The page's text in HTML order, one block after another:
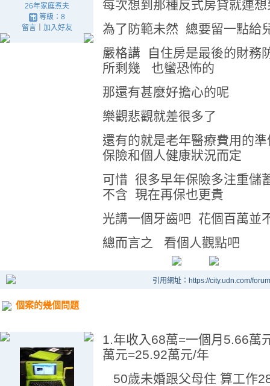
26年家庭煮夫
等級：8
留言｜ 加入好友
每次想到那種反式房貸就連
為了防範未然 總要留一點給
嚴格講 自住房是最後的財務
所剩幾 也蠻恐怖的
那還有甚麼好擔心的呢
樂觀悲觀就差很多了
還有的就是老年醫療費用
保險和個人健康狀況而定
可惜 很多早年保險多注重儲
不含 現在再保也更貴
光講一個牙齒吧 花個百萬並
總而言之 看個人觀點吧
引用網址：https://city.udn.com/
個案的幾個問題
1.年收入68萬=一個月5.66
萬元=25.92萬元/年
50歲未婚跟父母住 算工作